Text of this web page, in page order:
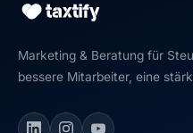
Marketing & Beratung für
bessere Mitarbeiter, eine